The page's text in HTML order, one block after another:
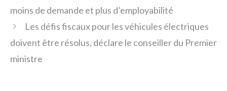
moins de demande et plus d’employabilité
Les défis fiscaux pour les véhicules électriques
doivent être résolus, déclare le conseiller du Premier
ministre